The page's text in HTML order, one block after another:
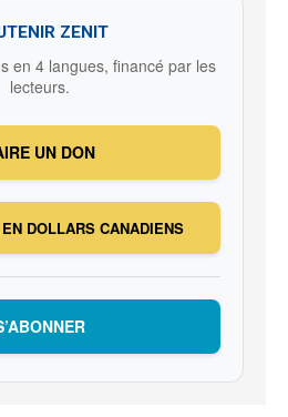
ZENIT
en 4 langues, financé par les
lecteurs.
UN DON
DOLLARS CANADIENS